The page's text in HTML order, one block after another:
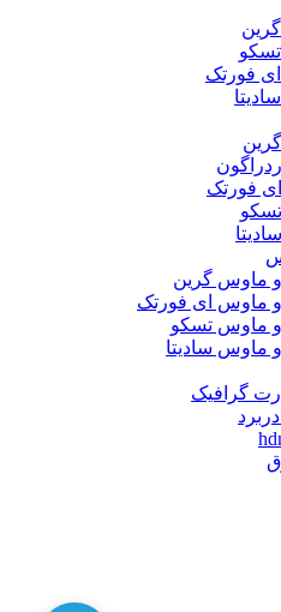
فورتک
ای فورتک
و ماوس گرین
و ماوس ای فورتک
و ماوس تسکو
ماوس سادیتا
گرافیک